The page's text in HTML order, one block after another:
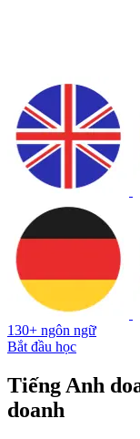
130+ ngôn ngữ
Bắt đầu học
Tiếng Anh
doanh